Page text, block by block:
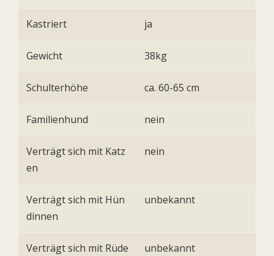
Kastriert ja
Gewicht 38kg
Schulterhöhe ca. 60-65 cm
Familienhund nein
Verträgt sich mit Katz
en
nein
Verträgt sich mit Hün
dinnen
unbekannt
Verträgt sich mit Rüde
unbekannt